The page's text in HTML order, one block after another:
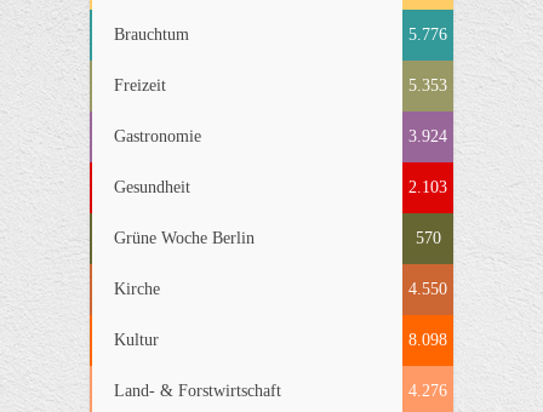
Brauchtum 5.776
Freizeit 5.353
Gastronomie 3.924
Gesundheit 2.103
Grüne Woche Berlin 570
Kirche 4.550
Kultur 8.098
Land- & Forstwirtschaft 4.276